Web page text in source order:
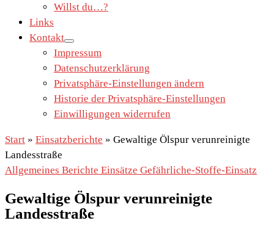
Willst du…?
Links
Kontakt
Impressum
Datenschutzerklärung
Privatsphäre-Einstellungen ändern
Historie der Privatsphäre-Einstellungen
Einwilligungen widerrufen
Start » Einsatzberichte » Gewaltige Ölspur verunreinigte
Landesstraße
Allgemeines Berichte Einsätze Gefährliche-Stoffe-Einsatz
Gewaltige Ölspur verunreinigte
Landesstraße